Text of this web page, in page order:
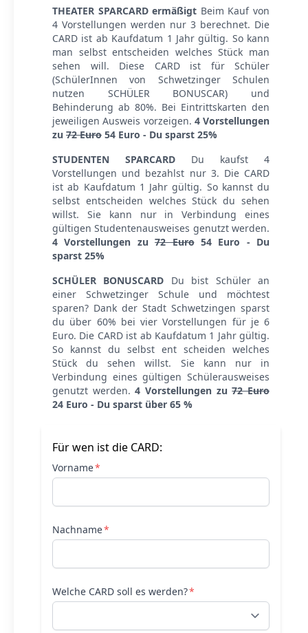
THEATER SPARCARD ermäßigt Beim Kauf von
4 Vorstellungen werden nur 3 berechnet. Die
CARD ist ab Kaufdatum 1 Jahr gültig. So kann
man selbst entscheiden welches Stück man
sehen will. Diese CARD ist für Schüler
(SchülerInnen von Schwetzinger Schulen
nutzen SCHÜLER BONUSCAR) und
Behinderung ab 80%. Bei Eintrittskarten den
jeweiligen Ausweis vorzeigen. 4 Vorstellungen
zu 72 Euro 54 Euro - Du sparst 25%
STUDENTEN SPARCARD Du kaufst 4
Vorstellungen und bezahlst nur 3. Die CARD
ist ab Kaufdatum 1 Jahr gültig. So kannst du
selbst entscheiden welches Stück du sehen
willst. Sie kann nur in Verbindung eines
gültigen Studentenausweises genutzt werden.
4 Vorstellungen zu72 Euro54 Euro - Du
sparst 25%
SCHÜLER BONUSCARD Du bist Schüler an
einer Schwetzinger Schule und möchtest
sparen? Dank der Stadt Schwetzingen sparst
du über 60% bei vier Vorstellungen für je 6
Euro. Die CARD ist ab Kaufdatum 1 Jahr gültig.
So kannst du selbst ent scheiden welches
Stück du sehen willst. Sie kann nur in
Verbindung eines gültigen Schülerausweises
genutzt werden.4 Vorstellungen zu72 Euro
24 Euro - Du sparst über 65 %
Für wen ist die CARD:
Vorname
Nachname
Welche CARD soll es werden?